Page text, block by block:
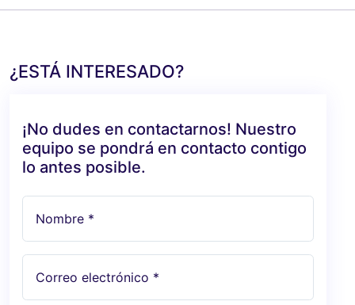
¿ESTÁ INTERESADO?
¡No dudes en contactarnos! Nuestro
equipo se pondrá en contacto contigo
lo antes posible.
Nombre *
Correo electrónico *